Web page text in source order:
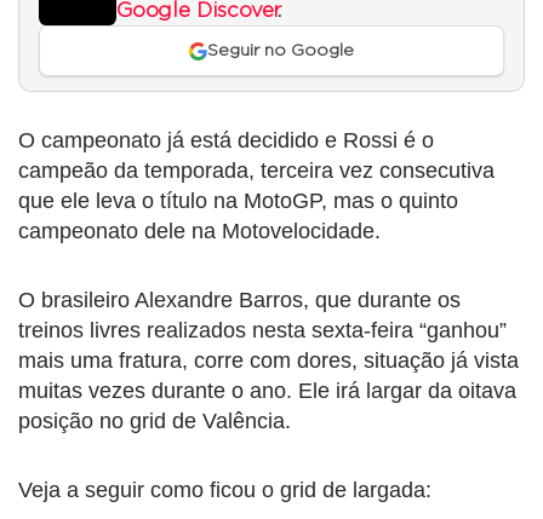
Google Discover.
Seguir no Google
O campeonato já está decidido e Rossi é o
campeão da temporada, terceira vez consecutiva
que ele leva o título na MotoGP, mas o quinto
campeonato dele na Motovelocidade.
O brasileiro Alexandre Barros, que durante os
treinos livres realizados nesta sexta-feira “ganhou”
mais uma fratura, corre com dores, situação já vista
muitas vezes durante o ano. Ele irá largar da oitava
posição no grid de Valência.
Veja a seguir como ficou o grid de largada: